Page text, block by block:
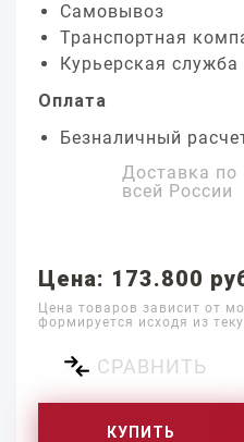
Самовывоз
Транспортная
Курьерская служба
Оплата
Безналичный
Доставка по
всей России
Цена: 173.800
Цена товаров зависит от
формируется исходя из
СРАВНИТЬ
КУПИТЬ